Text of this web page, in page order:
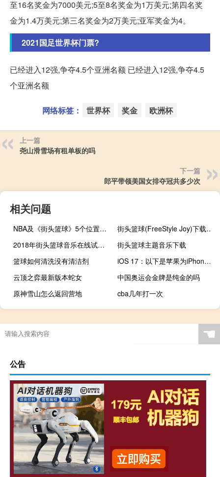
至16名奖金为7000美元;5至8名奖金为1万美元;第四名奖
金为1.4万美元;第三名奖金为2万美元;亚军奖金为4。
2021国足世界杯门票?
已经进入12强,争夺4.5个亚洲名额 已经进入12强,争夺4.5
个亚洲名额
网络标签： 世界杯 奖金 欧洲杯
上一篇
尧山滑雪场有租单板的吗
下一篇
郎平带领美国女排夺冠共多少次
相关问题
NBA及《街头篮球》5个位置的详细介绍
街头篮球(FreeStyle Joy)下载(电脑、安卓和IOS所有版本)
2018年街头篮球音乐在线试听及下载
街头篮球主题音乐下载
篮球如何清洗没有清洁剂
iOS 17：以下是苹果为iPhone软件准备的新闻
云顶之弈最新版本蛇女
中国奥运会金牌是纯金的吗
原神雪山怎么返回营地
cba几年打一次
星际争霸2最新破解版
老外过年催婚好吗视频
Tes队员（tes是什么队）
☚
公告